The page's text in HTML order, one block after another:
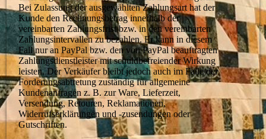
Bei Zulassung der ausgewählten Zahlungsart hat der
Kunde den Rechnungsbetrag innerhalb der
vereinbarten Zahlungsfrist bzw. in den vereinbarten
Zahlungsintervallen zu bezahlen. Er kann in diesem
Fall nur an PayPal bzw. den von PayPal beauftragten
Zahlungsdienstleister mit schuldbefreiender Wirkung
leisten. Der Verkäufer bleibt jedoch auch im Falle der
Forderungsabtretung zuständig für allgemeine
Kundenanfragen z. B. zur Ware, Lieferzeit,
Versendung, Retouren, Reklamationen,
Widerrufserklärungen und -zusendungen oder
Gutschriften.